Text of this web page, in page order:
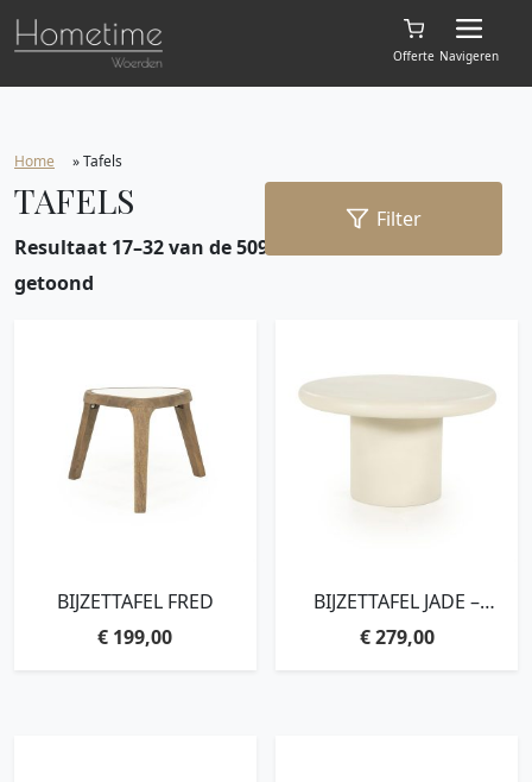
Offerte Navigeren
Home »Tafels
TAFELS
Filter
Resultaat 17–32 van de 509 resultaten wordt
getoond
BIJZETTAFEL FRED
€ 199,00
BIJZETTAFEL JADE –
MEDIUM
€279,00